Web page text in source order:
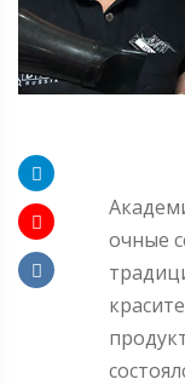
очные